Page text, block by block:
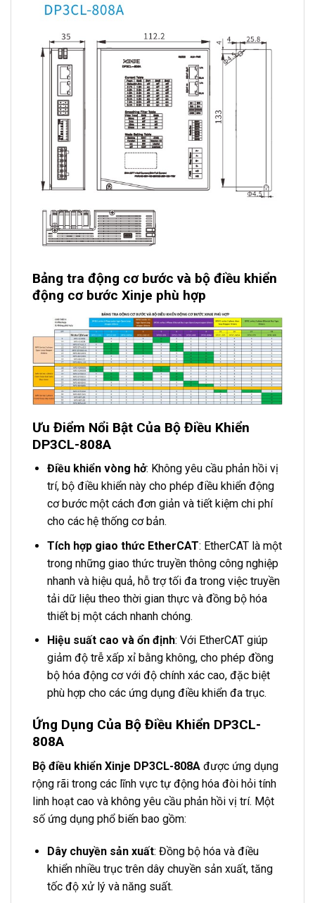
Bảng tra động cơ bước và bộ điều khiển
động cơ bước Xinje phù hợp
Ưu Điểm Nổi Bật Của Bộ Điều Khiển
DP3CL-808A
Điều khiển vòng hở: Không yêu cầu phản hồi vị
trí, bộ điều khiển này cho phép điều khiển động
cơ bước một cách đơn giản và tiết kiệm chi phí
cho các hệ thống cơ bản.
Tích hợp giao thức EtherCAT: EtherCAT là một
trong những giao thức truyền thông công nghiệp
nhanh và hiệu quả, hỗ trợ tối đa trong việc truyền
tải dữ liệu theo thời gian thực và đồng bộ hóa
thiết bị một cách nhanh chóng.
Hiệu suất cao và ổn định: Với EtherCAT giúp
giảm độ trễ xấp xỉ bằng không, cho phép đồng
bộ hóa động cơ với độ chính xác cao, đặc biệt
phù hợp cho các ứng dụng điều khiển đa trục.
Ứng Dụng Của Bộ Điều Khiển DP3CL-
808A
Bộ điều khiển Xinje DP3CL-808A được ứng dụng
rộng rãi trong các lĩnh vực tự động hóa đòi hỏi tính
linh hoạt cao và không yêu cầu phản hồi vị trí. Một
số ứng dụng phổ biến bao gồm:
Dây chuyền sản xuất: Đồng bộ hóa và điều
khiển nhiều trục trên dây chuyền sản xuất, tăng
tốc độ xử lý và năng suất.